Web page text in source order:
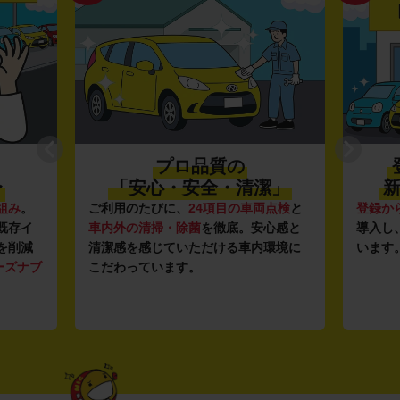
み。
存イ
削減
ズナブ
プロ品質の
「安心・安全・清潔」
ご利用のたびに、 24項目の車両点検と
車内外の清掃・除菌を徹底。安心感と
清潔感を感じていただける車内環境に
こだわっています。
登録か
導入し
います